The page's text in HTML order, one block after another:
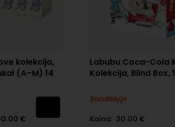
kolekcija,
(A–M) 14
€
Labubu Coca-Cola
Kolekcija, Blind Box,
Sandėlyje
Įvertinimas:5.00 iš 5
Kaina: 30.00 €